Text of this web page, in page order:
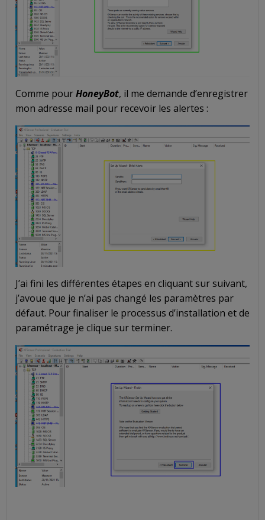
Comme pourHoneyBot, il me demande d’enregistrer
mon adresse mail pour recevoir les alertes :
J’ai fini les différentes étapes en cliquant sur suivant,
j’avoue que je n’ai pas changé les paramètres par
défaut. Pour finaliser le processus d’installation et de
paramétrage je clique sur terminer.